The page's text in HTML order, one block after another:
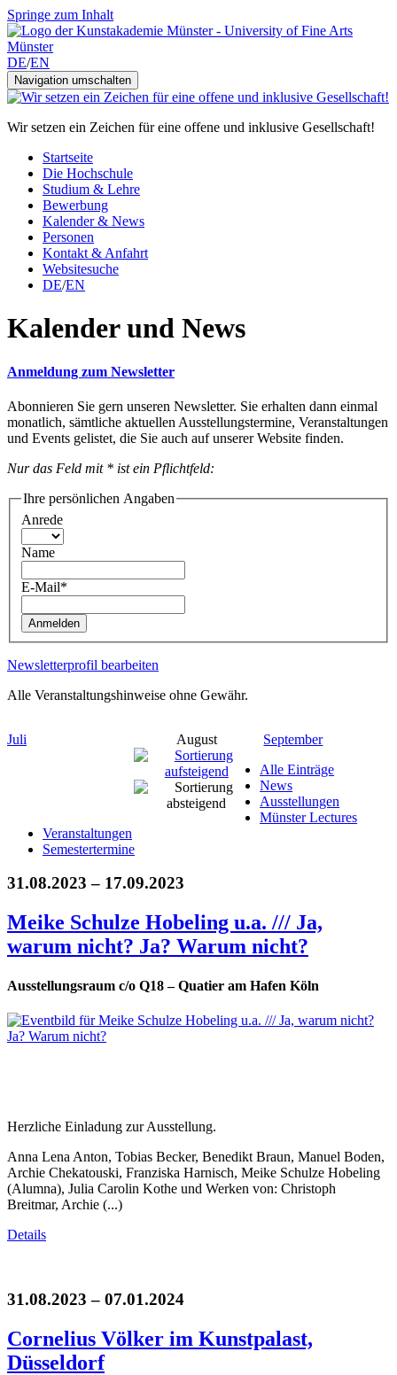
Springe zum Inhalt
DE/EN
Navigation umschalten
Wir setzen ein Zeichen für eine offene und inklusive Gesellschaft!
Startseite
Die Hochschule
Studium & Lehre
Bewerbung
Kalender & News
Personen
Kontakt & Anfahrt
Websitesuche
DE/EN
Kalender und News
Anmeldung zum Newsletter
Abonnieren Sie gern unseren Newsletter. Sie erhalten dann einmal
monatlich, sämtliche aktuellen Ausstellungstermine, Veranstaltungen
und Events gelistet, die Sie auch auf unserer Website finden.
Nur das Feld mit * ist ein Pflichtfeld:
Ihre persönlichen Angaben
Anrede
Name
E-Mail*
Anmelden
Newsletterprofil bearbeiten
Alle Veranstaltungshinweise ohne Gewähr.
Juli August
September
Alle Einträge
News
Ausstellungen
Münster Lectures
Veranstaltungen
Semestertermine
31.08.2023 – 17.09.2023
Meike Schulze Hobeling u.a. /// Ja,
warum nicht? Ja? Warum nicht?
Ausstellungsraum c/o Q18 – Quatier am Hafen Köln
Herzliche Einladung zur Ausstellung.
Anna Lena Anton, Tobias Becker, Benedikt Braun, Manuel Boden,
Archie Chekatouski, Franziska Harnisch, Meike Schulze Hobeling
(Alumna), Julia Carolin Kothe und Werken von: Christoph
Breitmar, Archie (...)
Details
31.08.2023 – 07.01.2024
Cornelius Völker im Kunstpalast,
Düsseldorf